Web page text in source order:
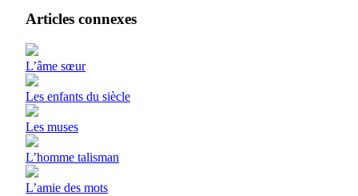
Articles connexes
L’âme sœur
Les enfants du siècle
Les muses
L’homme talisman
L’amie des mots